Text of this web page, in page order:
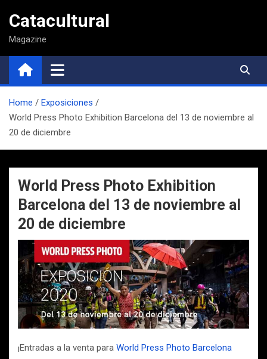
contenido
Catacultural
Magazine
Home
Exposiciones
World Press Photo Exhibition Barcelona del 13 de noviembre al
20 de diciembre
World Press Photo Exhibition
Barcelona del 13 de noviembre al
20 de diciembre
¡Entradas a la venta para World Press Photo Barcelona